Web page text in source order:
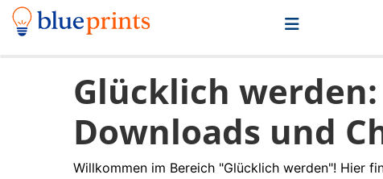
Glücklich
Downloads und
Willkommen im Bereich "Glücklich werden"! Hier